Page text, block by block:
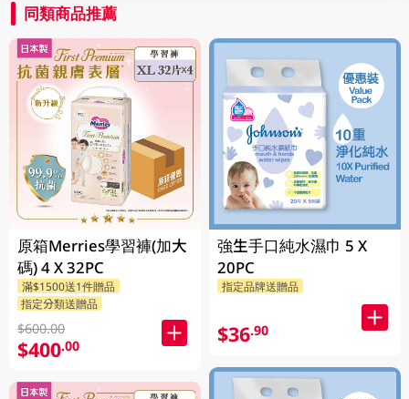
同類商品推薦
原箱Merries學習褲(加大
碼) 4 X 32PC
滿$1500送1件贈品
指定分類送贈品
$600.00
$400.00
強生手口純水濕巾 5 X
20PC
指定品牌送贈品
$36.90